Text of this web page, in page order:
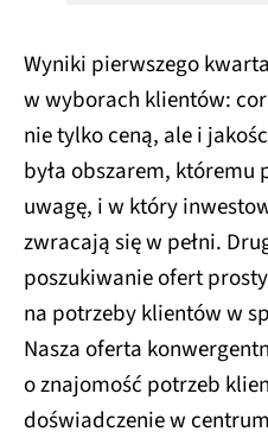
Wyniki pierwszego
w wyborach klientów:
nie tylko ceną, ale i
była obszarem, któremu
uwagę, i w który
zwracają się w pełni.
poszukiwanie ofert
na potrzeby klientów w
Nasza oferta
o znajomość potrzeb
doświadczenie w